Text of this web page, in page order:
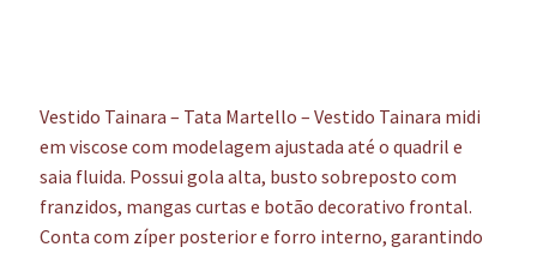
Vestido Tainara – Tata Martello – Vestido Tainara midi
em viscose com modelagem ajustada até o quadril e
saia fluida. Possui gola alta, busto sobreposto com
franzidos, mangas curtas e botão decorativo frontal.
Conta com zíper posterior e forro interno, garantindo